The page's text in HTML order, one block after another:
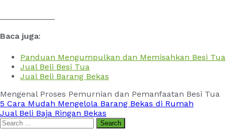
Baca juga:
Panduan Mengumpulkan dan Memisahkan Besi Tua
Jual Beli Besi Tua
Jual Beli Barang Bekas
Mengenal Proses Pemurnian dan Pemanfaatan Besi Tua
Post
navigation
5 Cara Mudah Mengelola Barang Bekas di Rumah
Jual Beli Baja Ringan Bekas
Search
for: